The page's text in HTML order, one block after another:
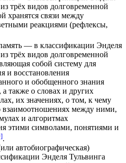
трёх видов долговременной
хранятся связи между
реакциями (рефлексы,
— в классификации Энделя
трёх видов долговременной
собой систему для
и восстановления
и обобщенного знания
а также о словах и других
их значениях, о том, к чему
взаимоотношениях между ними,
и алгоритмах
этими символами, понятиями и
.
автобиографическая)
Энделя Тульвинга